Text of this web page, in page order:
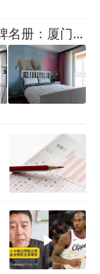
2026厦门装修公司综合口碑名册：厦门业主高频讨论与真实盘点